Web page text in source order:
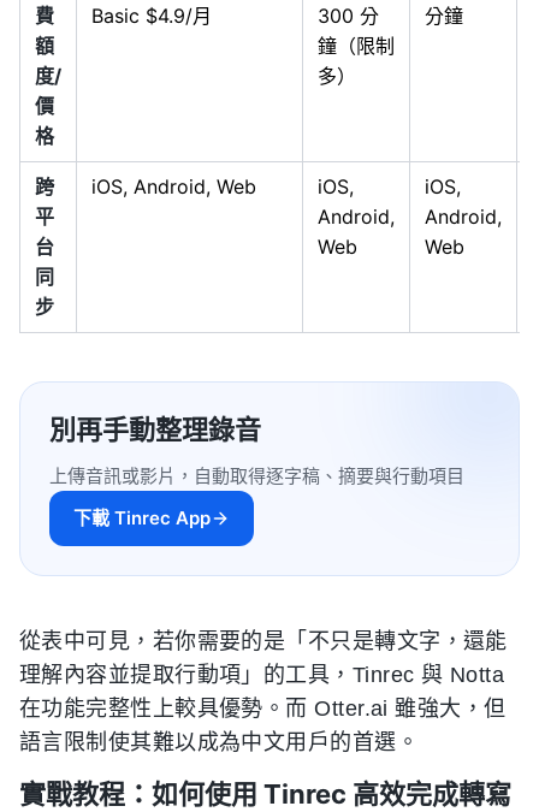
費
額
度/
價
格
Basic $4.9/月
300 分
鐘（限制
多）
分鐘
跨
平
台
同
步
iOS, Android, Web
iOS,
Android,
Web
iOS,
Android,
Web
別再手動整理錄音
上傳音訊或影片，自動取得逐字稿、摘要與行動項目
下載 Tinrec App
從表中可見，若你需要的是「不只是轉文字，還能
理解內容並提取行動項」的工具，Tinrec 與 Notta
在功能完整性上較具優勢。而 Otter.ai 雖強大，但
語言限制使其難以成為中文用戶的首選。
實戰教程：如何使用 Tinrec 高效完成轉寫